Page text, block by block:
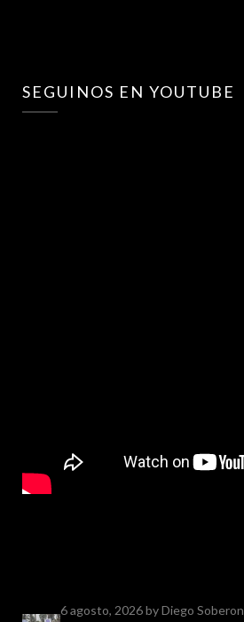
SEGUINOS EN YOUTUBE
6 agosto, 2026by Diego Soberon